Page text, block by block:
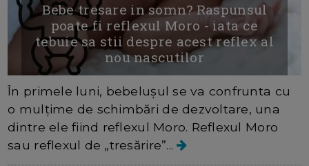
Bebe tresare in somn? Raspunsul
poate fi reflexul Moro - iata ce
tebuie sa stii despre acest reflex al
nou nascutilor
În primele luni, bebelușul se va confrunta cu
o mulțime de schimbări de dezvoltare, una
dintre ele fiind reflexul Moro. Reflexul Moro
sau reflexul de „tresărire”...